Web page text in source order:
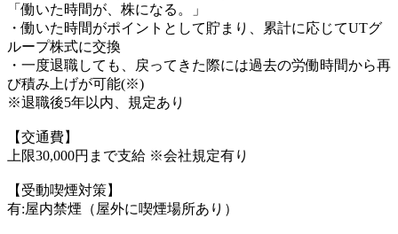
「働いた時間が、株になる。」
・働いた時間がポイントとして貯まり、累計に応じてUTグ
ループ株式に交換
・一度退職しても、戻ってきた際には過去の労働時間から再
び積み上げが可能(※)
※退職後5年以内、規定あり
【交通費】
上限30,000円まで支給 ※会社規定有り
【受動喫煙対策】
有:屋内禁煙（屋外に喫煙場所あり）